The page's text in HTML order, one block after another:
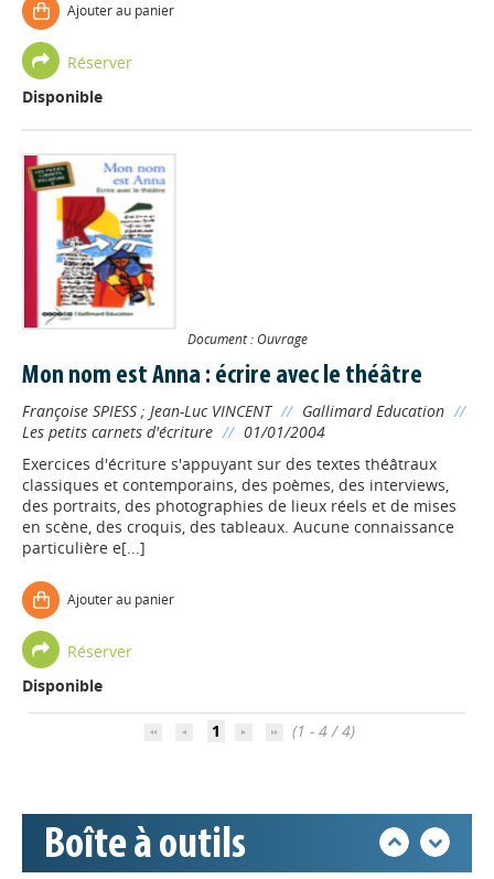
Ajouter au panier
Réserver
Disponible
Document : Ouvrage
Mon nom est Anna : écrire avec le théâtre
Françoise SPIESS ; Jean-Luc VINCENT // Gallimard Education //
Les petits carnets d'écriture // 01/01/2004
Exercices d'écriture s'appuyant sur des textes théâtraux
classiques et contemporains, des poèmes, des interviews,
des portraits, des photographies de lieux réels et de mises
en scène, des croquis, des tableaux. Aucune connaissance
particulière e[...]
Ajouter au panier
Réserver
Disponible
1 (1 - 4 / 4)
Boîte à outils
Appels à projets
Accéder à son compte - (Se
Base documentaire